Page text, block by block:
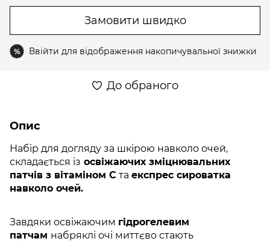
Замовити швидко
% Ввійти для відображення накопичувальної знижки
До обраного
Опис
Набір для догляду за шкірою навколо очей,
складається із освіжаючих зміцнювальних
патчів з вітаміном С та експрес сироватка
навколо очей.
Завдяки освіжаючим гідрогелевим
патчам набряклі очі миттєво стають